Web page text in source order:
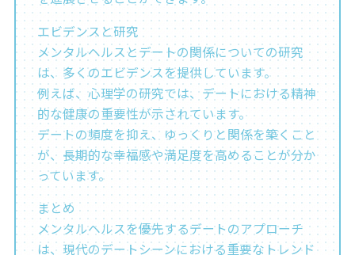
エビデンスと研究
メンタルヘルスとデートの関係についての研究
は、多くのエビデンスを提供しています。
例えば、心理学の研究では、デートにおける精神
的な健康の重要性が示されています。
デートの頻度を抑え、ゆっくりと関係を築くこと
が、長期的な幸福感や満足度を高めることが分か
っています。
まとめ
メンタルヘルスを優先するデートのアプローチ
は、現代のデートシーンにおける重要なトレンド